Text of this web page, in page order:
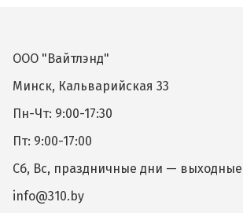
ООО "Вайтлэнд"
Минск, Кальварийская 33
Пн-Чт: 9:00-17:30
Пт: 9:00-17:00
Сб, Вс, праздничные дни — выходные
info@310.by